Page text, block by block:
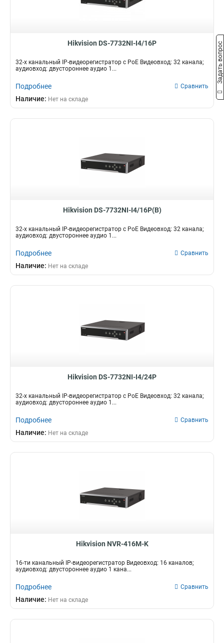
Hikvision DS-7732NI-I4/16P
32-х канальный IP-видеорегистратор c PoE Видеовход: 32 канала;
аудиовход: двустороннее аудио 1...
Подробнее Сравнить
Наличие: Нет на складе
Hikvision DS-7732NI-I4/16P(B)
32-х канальный IP-видеорегистратор c PoE Видеовход: 32 канала;
аудиовход: двустороннее аудио 1...
Подробнее Сравнить
Наличие: Нет на складе
Hikvision DS-7732NI-I4/24P
32-х канальный IP-видеорегистратор c PoE Видеовход: 32 канала;
аудиовход: двустороннее аудио 1...
Подробнее Сравнить
Наличие: Нет на складе
Hikvision NVR-416M-K
16-ти канальный IP-видеорегистратор Видеовход: 16 каналов;
аудиовход: двустороннее аудио 1 кана...
Подробнее Сравнить
Наличие: Нет на складе
Задать вопрос